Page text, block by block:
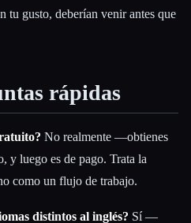
tu gusto, deberían venir antes que
rápidas
No realmente —obtienes
y luego es de pago. Trata la
como un flujo de trabajo.
distintos al inglés? Sí —